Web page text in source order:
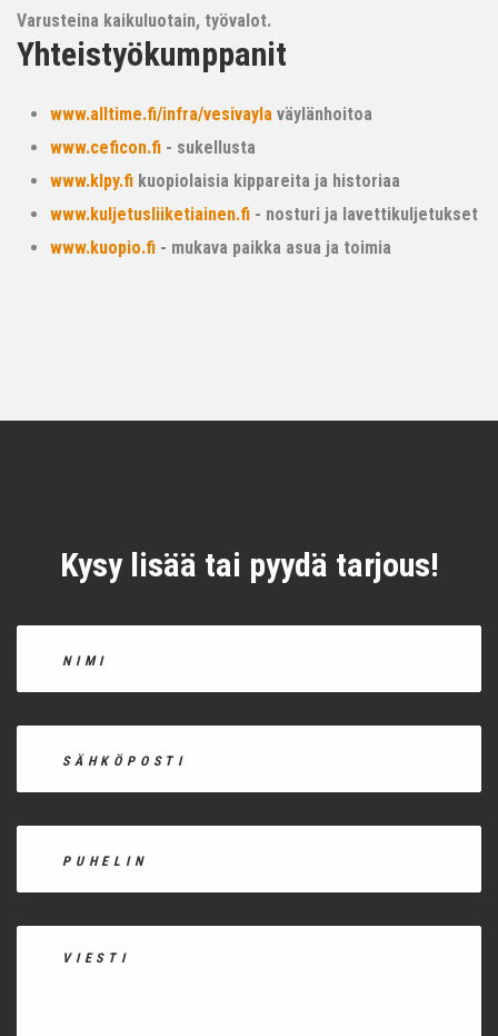
Varusteina kaikuluotain, työvalot.
Yhteistyökumppanit
www.alltime.fi/infra/vesivayla väylänhoitoa
www.ceficon.fi - sukellusta
www.klpy.fi kuopiolaisia kippareita ja historiaa
www.kuljetusliiketiainen.fi - nosturi ja lavettikuljetukset
www.kuopio.fi - mukava paikka asua ja toimia
Kysy lisää tai pyydä tarjous!